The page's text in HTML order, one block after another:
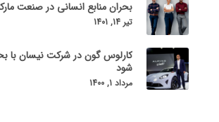
بحران منابع انسانی در صنعت
تیر 14, 1401
کارلوس گون در شرکت نیسان با
شود
مرداد 1, 1400